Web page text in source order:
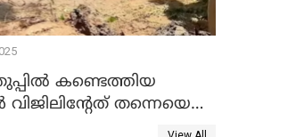
കണ്ടെത്തിയ
തന്നെയെന്ന്